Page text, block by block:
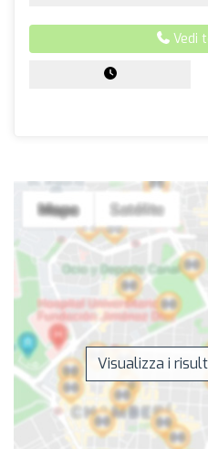
Vedi
Visualizza i